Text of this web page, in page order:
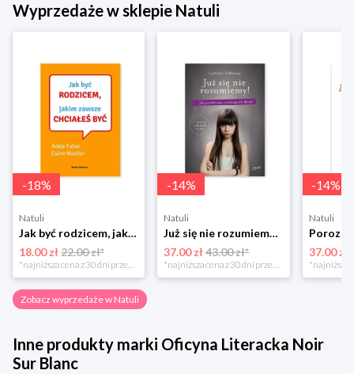
Wyprzedaże w sklepie Natuli
-18%
Natuli
Jak być rodzicem, jakim zawsze chciałeś być Media rodzina
18.00 zł22.00 zł*
*najniższa cena z 30 dni przed obniżką
-14%
Natuli
Już się nie rozumiemy! Jak przeżyć czas trzaskających drzwi Esprit
37.00 zł 43.00 zł*
*najniższa cena z 30 dni przed obniżką
-14%
Natuli
37.00 zł
Zobacz wyprzedaże w Natuli
Inne produkty marki Oficyna Literacka Noir
Sur Blanc